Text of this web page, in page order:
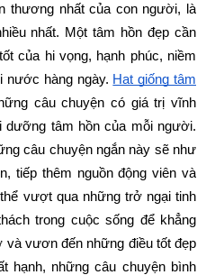
thương nhất của con người, là
nhất. Một tâm hồn đẹp cần
của hi vọng, hạnh phúc, niềm
hàng ngày. Hạt giống tâm
câu chuyện có giá trị vĩnh
dưỡng tâm hồn của mỗi người.
câu chuyện ngắn này sẽ như
tiếp thêm nguồn động viên và
vượt qua những trở ngại tinh
trong cuộc sống để khẳng
vươn đến những điều tốt đẹp
hạnh, những câu chuyện bình